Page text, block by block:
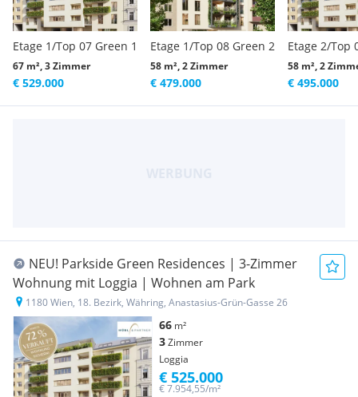
Etage 1/Top 07 Green 1
67 m², 3 Zimmer
€ 529.000
Etage 1/Top 08 Green 2
58 m², 2 Zimmer
€ 479.000
Etage 2/Top
58 m², 2
€ 495.000
NEU! Parkside Green Residences | 3-Zimmer
Wohnung mit Loggia | Wohnen am Park
1180 Wien, 18. Bezirk, Währing, Anastasius-Grün-Gasse 26
66 m²
3Zimmer
Loggia
€ 7.954,55/m²
€ 525.000